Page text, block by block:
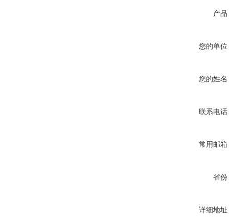
产品
您的单位
您的姓名
联系电话
常用邮箱
省份
详细地址